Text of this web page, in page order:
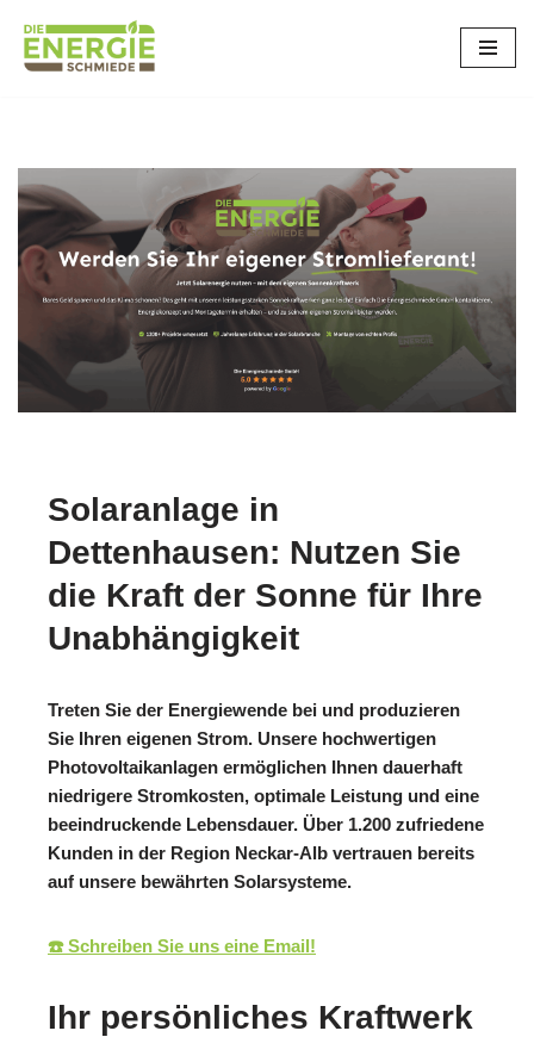
Zum
Solaranlage in
Dettenhausen: Nutzen Sie
die Kraft der Sonne für Ihre
Unabhängigkeit
Treten Sie der Energiewende bei und produzieren
Sie Ihren eigenen Strom. Unsere hochwertigen
Photovoltaikanlagen ermöglichen Ihnen dauerhaft
niedrigere Stromkosten, optimale Leistung und eine
beeindruckende Lebensdauer. Über 1.200 zufriedene
Kunden in der Region Neckar-Alb vertrauen bereits
auf unsere bewährten Solarsysteme.
☎️ Schreiben Sie uns eine Email!
Ihr persönliches Kraftwerk